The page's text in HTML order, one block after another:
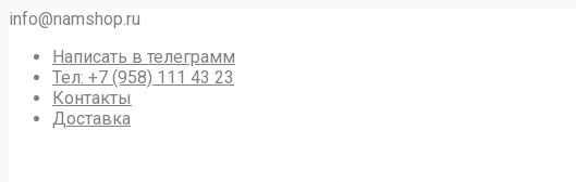
info@namshop.ru
Написать в телеграмм
Тел: +7 (958) 111 43 23
Контакты
Доставка